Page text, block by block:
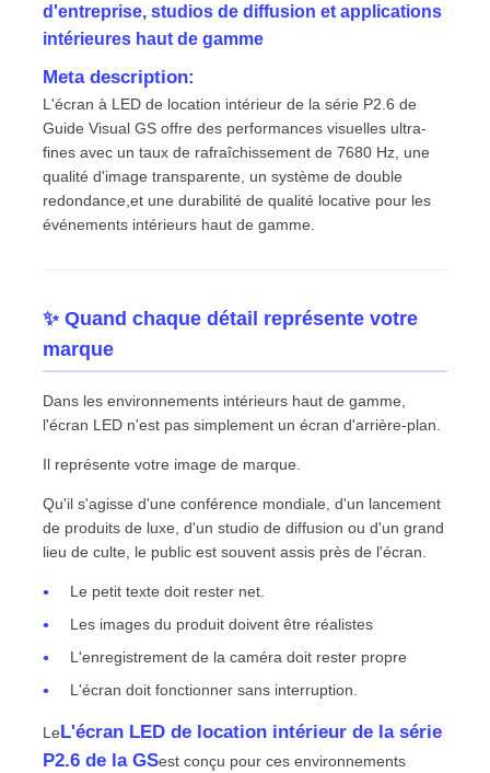
Accueil
Vidéos
Spectacle de réalité virtuelle
À propos de nous
Visite de l'usine
Contrôle de qualité
d'entreprise, studios de diffusion et applications
intérieures haut de gamme
Meta description:
L'écran à LED de location intérieur de la série P2.6 de
Guide Visual GS offre des performances visuelles ultra-
fines avec un taux de rafraîchissement de 7680 Hz, une
qualité d'image transparente, un système de double
redondance,et une durabilité de qualité locative pour les
événements intérieurs haut de gamme.
✨ Quand chaque détail représente votre
marque
Dans les environnements intérieurs haut de gamme,
l'écran LED n'est pas simplement un écran d'arrière-plan.
Il représente votre image de marque.
Qu'il s'agisse d'une conférence mondiale, d'un lancement
de produits de luxe, d'un studio de diffusion ou d'un grand
lieu de culte, le public est souvent assis près de l'écran.
Le petit texte doit rester net.
Les images du produit doivent être réalistes
L'enregistrement de la caméra doit rester propre
L'écran doit fonctionner sans interruption.
LeL'écran LED de location intérieur de la série
P2.6 de la GSest conçu pour ces environnements